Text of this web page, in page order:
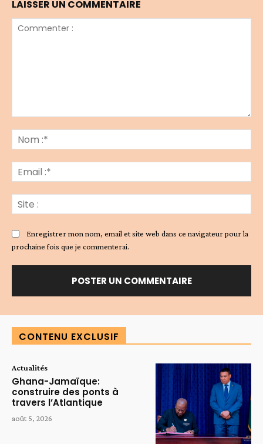
LAISSER UN COMMENTAIRE
:*
:*
:
Enregistrer mon nom, email et site web dans ce navigateur pour la
prochaine fois que je commenterai.
CONTENU EXCLUSIF
Actualités
Ghana-Jamaïque:
construire des ponts à
travers l’Atlantique
août 5, 2026